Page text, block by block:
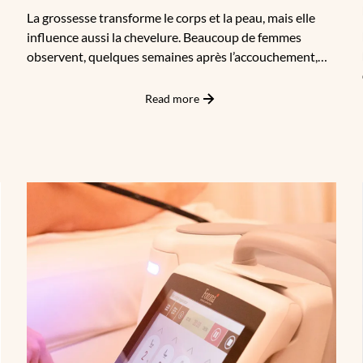
La grossesse transforme le corps et la peau, mais elle
influence aussi la chevelure. Beaucoup de femmes
observent, quelques semaines après l’accouchement,
ce phénomène est courant et généralement transitoire,
rassurantes.
Read more